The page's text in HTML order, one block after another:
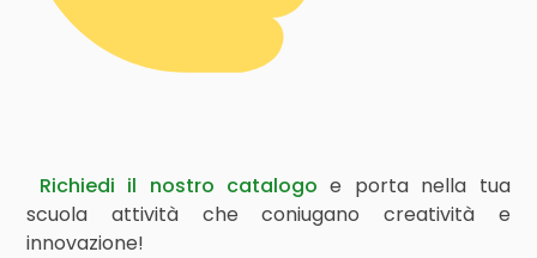
Richiedi il nostro catalogo e porta nella tua
scuola attività che coniugano creatività e
innovazione!